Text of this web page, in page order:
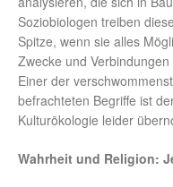
Soziobiologen treiben
Spitze, wenn sie alles
Zwecke und
Einer der
befrachteten Begriffe ist
Kulturökologie leider
Wahrheit und Religion: